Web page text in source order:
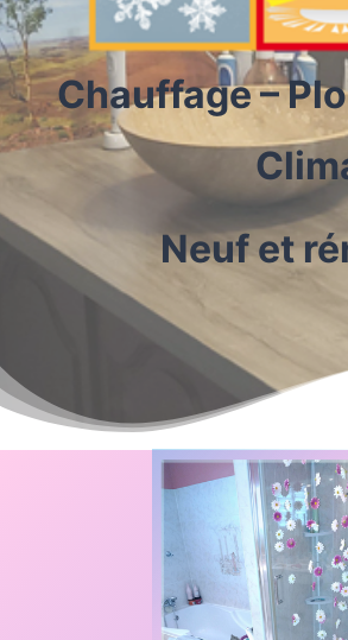
Chauffage –
Neuf et